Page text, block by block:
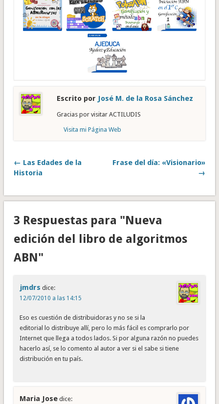
Escrito por José M. de la Rosa Sánchez
Gracias por visitar ACTILUDIS
Visita mi Página Web
← Las Edades de la
Historia
Frase del día: «Visionario»
→
3 Respuestas para "Nueva
edición del libro de algoritmos
ABN"
jmdrs dice:
12/07/2010 a las 14:15
Eso es cuestión de distribuidoras y no se si la
editorial lo distribuye allí, pero lo más fácil es comprarlo por
Internet que llega a todos lados. Si por alguna razón no puedes
hacerlo así, se lo comento al autor a ver si el sabe si tiene
distribución en tu país.
Maria Jose dice: